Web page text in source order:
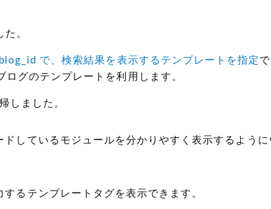
。
blog_id で、検索結果を表示するテンプレートを指定
グのテンプレートを利用します。
しました。
しているモジュールを分かりやすく表示するように
るテンプレートタグを表示できます。